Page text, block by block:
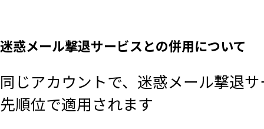
迷惑メール撃退サービスとの併用について
同じアカウントで、迷惑メール撃退
先順位で適用されます